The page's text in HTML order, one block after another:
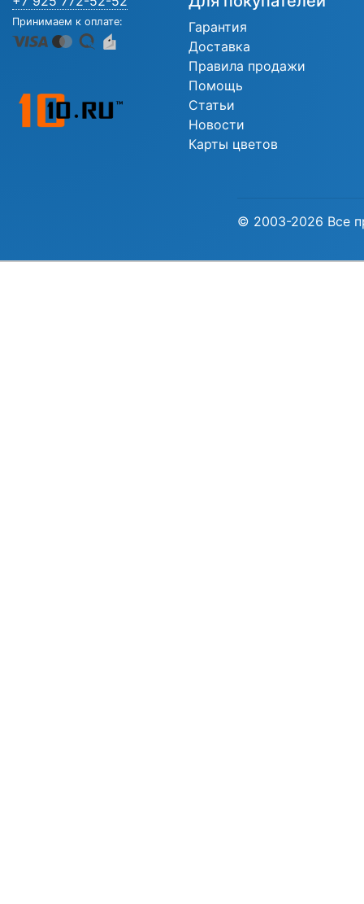
Принимаем к оплате:
Гарантия
Доставка
Правила продажи
Помощь
Статьи
Новости
Карты цветов
© 2003-2026 Все